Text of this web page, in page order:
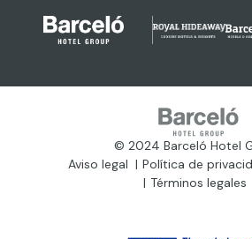
© 2024 Barceló Hotel
Aviso legal
Política de
Términos legales